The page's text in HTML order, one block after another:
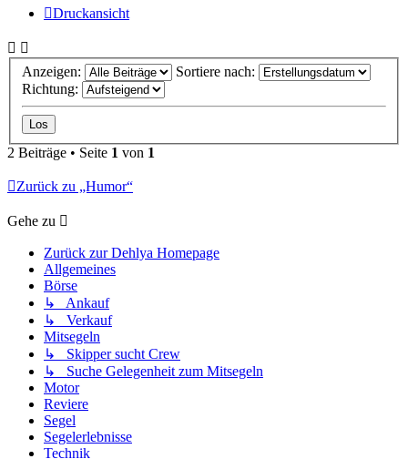
Druckansicht
Anzeigen:
Sortiere nach:
Richtung:
2 Beiträge • Seite 1 von 1
Zurück zu „Humor“
Gehe zu
Zurück zur Dehlya Homepage
Allgemeines
Börse
↳ Ankauf
↳ Verkauf
Mitsegeln
↳ Skipper sucht Crew
↳ Suche Gelegenheit zum Mitsegeln
Motor
Reviere
Segel
Segelerlebnisse
Technik